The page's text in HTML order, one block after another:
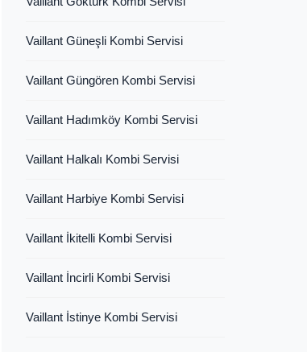
Vaillant Güneşli Kombi Servisi
Vaillant Güngören Kombi Servisi
Vaillant Hadımköy Kombi Servisi
Vaillant Halkalı Kombi Servisi
Vaillant Harbiye Kombi Servisi
Vaillant İkitelli Kombi Servisi
Vaillant İncirli Kombi Servisi
Vaillant İstinye Kombi Servisi